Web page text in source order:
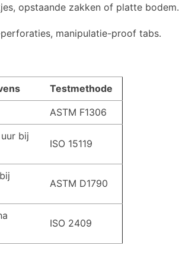
opstaande zakken of platte bodem.
manipulatie-proof tabs.
Testmethode
ASTM F1306
bij
ISO 15119
ASTM D1790
ISO 2409